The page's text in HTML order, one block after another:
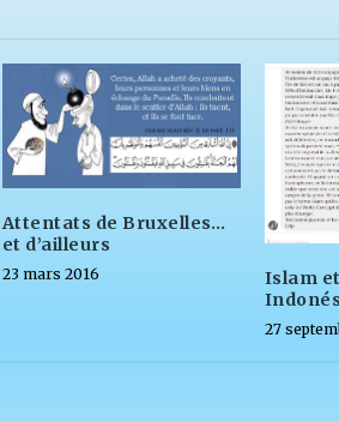
Attentats de Bruxelles…
et d’ailleurs
23 mars 2016
Islam
27